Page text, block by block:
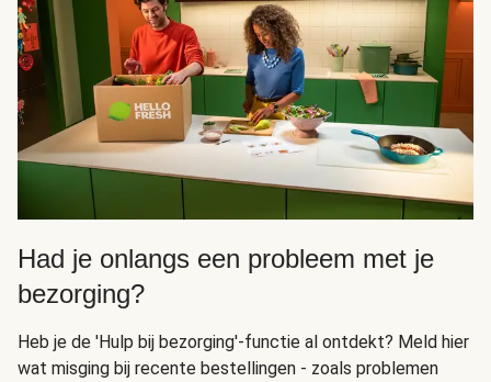
Had je onlangs een probleem met je
bezorging?
Heb je de 'Hulp bij bezorging'-functie al ontdekt? Meld hier
wat misging bij recente bestellingen - zoals problemen